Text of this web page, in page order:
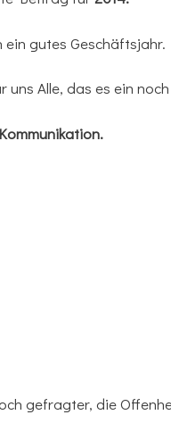
gutes Geschäftsjahr.
Alle, das es ein
Kommunikation.
gefragter, die